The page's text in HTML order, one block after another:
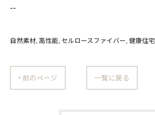
--
自然素材 高性能 セルロースファイバー 健康住宅
< 前のページ 一覧に戻る